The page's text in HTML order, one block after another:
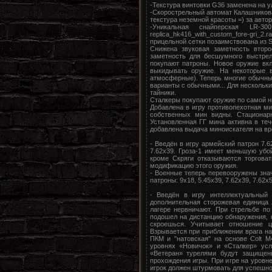
-Текстура винтовки G36 заменена на
-Скорострельный автомат
текстура неземной красоты =) за
-Уникальная снайперская LR-
replica_hk416_with_custom_fore-
прицельной сетки позаимствована из
Снижена звуковая заметность
заметность для бесшумного
покупают патроны. Новое оружие
выкидывать оружие. На некоторые
атмосферные). Теперь многие
варианты с обычными... Для
тайники.
Сталкеры покупают оружие по самой
Добавлена в игру противопехотная
собственных мин видны.
Установленная ГГ мина активна в
добавлена выдача миноискателя на
- Введён в игру армейский патрон
7.62х39. Гроза-1 имеет меньшую
кроме Скряги отказываются
модификацию этого оружия.
- Военные теперь перевооружены
патроны: 9х18, 5.45х39, 7.62х39,
- Введён в игру интеллектуальный
дополнительная сторожевая
лагере нервничают. При стрельбе
подошел на дистанцию обнаружения,
скроешься. Учитывает отношение
Взрывается при приближении врага
ПКМ и "натовская" на основе Colt
уровнях «Новичок» и «Сталкер»
«Ветеран» турелями будут
прохождения игры. При игре на
игрок должен штурмовать для